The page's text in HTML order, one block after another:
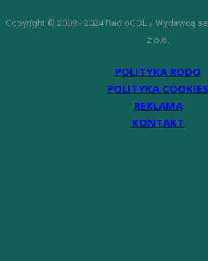
Copyright © 2008 - 2024 RadioGOL / Wydawcą
z o.o.
POLITYKA RODO
POLITYKA COOKIES
REKLAMA
KONTAKT